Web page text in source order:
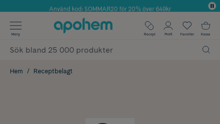
Årets Butik 2025 inom Skönhet
Använd kod: SOMMAR20 för 20% över 649kr
✓ Fri frakt
✓ Poäng på alla köp*
Meny Recept Profil Favoriter Kassa
Hem Receptbelagt